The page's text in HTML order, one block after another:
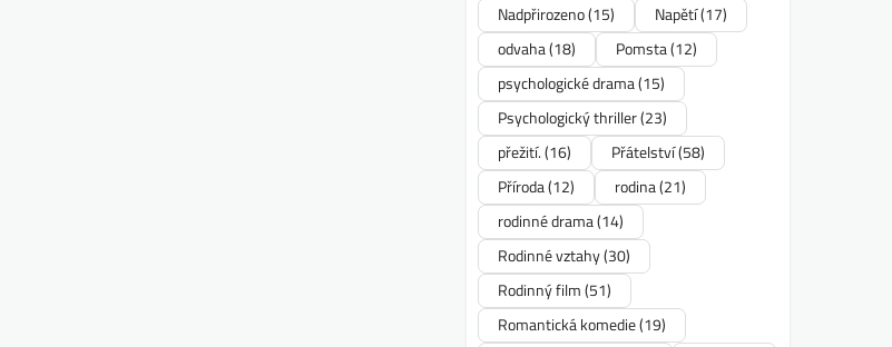
Nadpřirozeno(15) Napětí(17)
odvaha(18) Pomsta(12)
psychologické drama(15)
Psychologický thriller(23)
přežití.(16) Přátelství(58)
Příroda(12) rodina(21)
rodinné drama(14)
Rodinné vztahy(30)
Rodinný film(51)
Romantická komedie(19)